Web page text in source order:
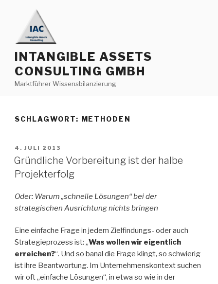
springen
INTANGIBLE ASSETS
CONSULTING GMBH
Marktführer Wissensbilanzierung
SCHLAGWORT: METHODEN
VERÖFFENTLICHT
AM
4. JULI 2013
Gründliche Vorbereitung ist der halbe
Projekterfolg
Oder: Warum „schnelle Lösungen“ bei der
strategischen Ausrichtung nichts bringen
Eine einfache Frage in jedem Zielfindungs- oder auch
Strategieprozess ist: „Was wollen wir eigentlich
erreichen?“. Und so banal die Frage klingt, so schwierig
ist ihre Beantwortung. Im Unternehmenskontext suchen
wir oft „einfache Lösungen“, in etwa so wie in der